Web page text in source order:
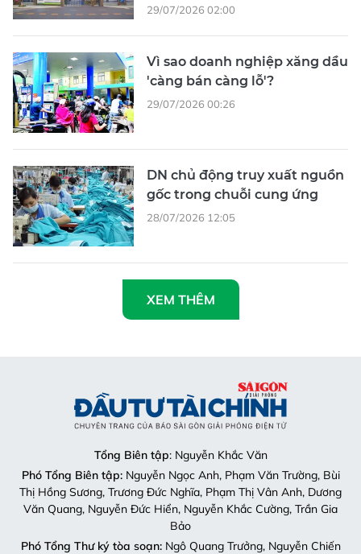
29/07/2026 02:00
Vì sao doanh nghiệp xăng dầu
'càng bán càng lỗ'?
29/07/2026 00:26
DN chủ động truy xuất nguồn
gốc trong chuỗi cung ứng
28/07/2026 12:05
XEM THÊM
Tổng Biên tập: Nguyễn Khắc Văn
Phó Tổng Biên tập:Nguyễn Ngọc Anh, Phạm Văn Trường, Bùi
Thị Hồng Sương, Trương Đức Nghĩa, Phạm Thị Vân Anh, Dương
Văn Quang, Nguyễn Đức Hiển, Nguyễn Khắc Cường, Trần Gia
Bảo
Phó Tổng Thư ký tòa soạn:Ngô Quang Trưởng, Nguyễn Chiến